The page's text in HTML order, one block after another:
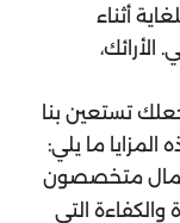
أثناء
الأرائك،
تستعين بنا
ما يلي:
متخصصون
التي